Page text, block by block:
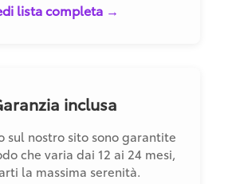
lista completa →
inclusa
sul nostro sito sono garantite
che varia dai 12 ai 24 mesi,
la massima serenità.